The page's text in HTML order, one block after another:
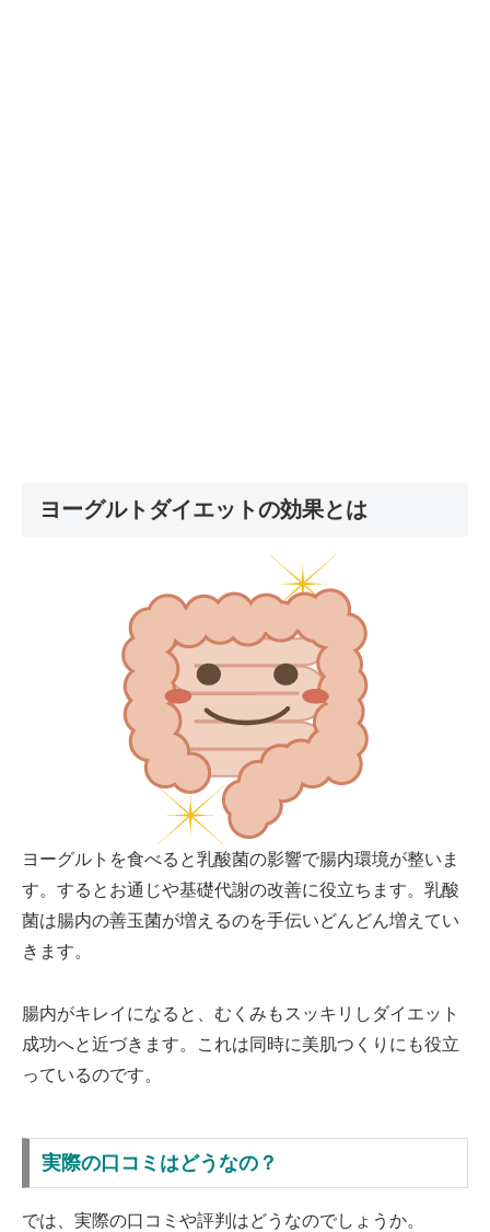
ヨーグルトダイエットの効果とは
ヨーグルトを食べると乳酸菌の影響で腸内環境が整いま
す。するとお通じや基礎代謝の改善に役立ちます。乳酸
菌は腸内の善玉菌が増えるのを手伝いどんどん増えてい
きます。
腸内がキレイになると、むくみもスッキリしダイエット
成功へと近づきます。これは同時に美肌つくりにも役立
っているのです。
実際の口コミはどうなの？
では、実際の口コミや評判はどうなのでしょうか。